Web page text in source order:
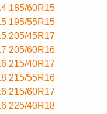
185/60R15
195/55R15
205/45R17
205/60R16
215/40R17
215/55R16
215/60R17
225/40R18